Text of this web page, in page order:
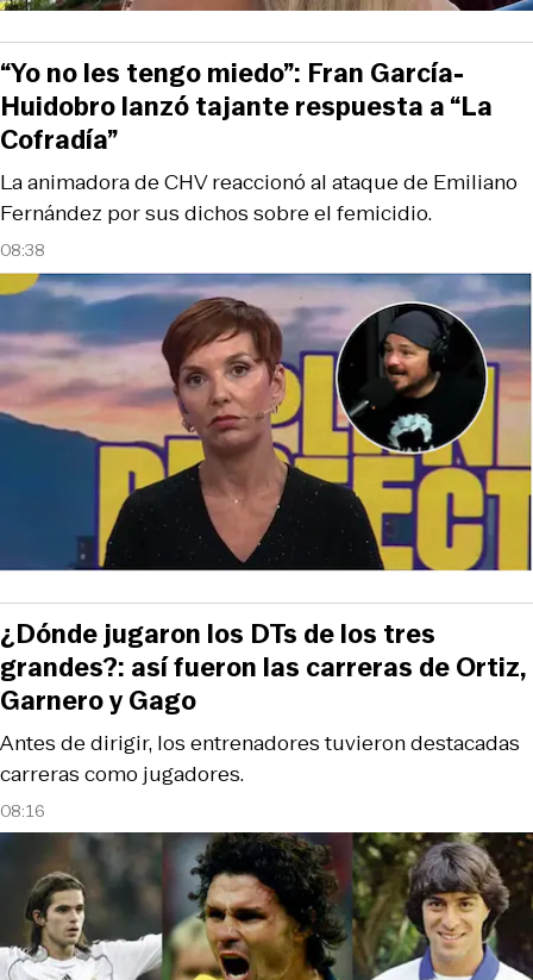
08:38
La animadora de CHV reaccionó al ataque de Emiliano
Fernández por sus dichos sobre el femicidio.
“Yo no les tengo miedo”: Fran García-
Huidobro lanzó tajante respuesta a “La
Cofradía”
08:16
Antes de dirigir, los entrenadores tuvieron destacadas
carreras como jugadores.
¿Dónde jugaron los DTs de los tres
grandes?: así fueron las carreras de Ortiz,
Garnero y Gago